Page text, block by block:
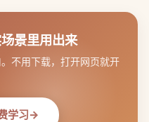
景里用出来
不用下载，打开网页就开
学习